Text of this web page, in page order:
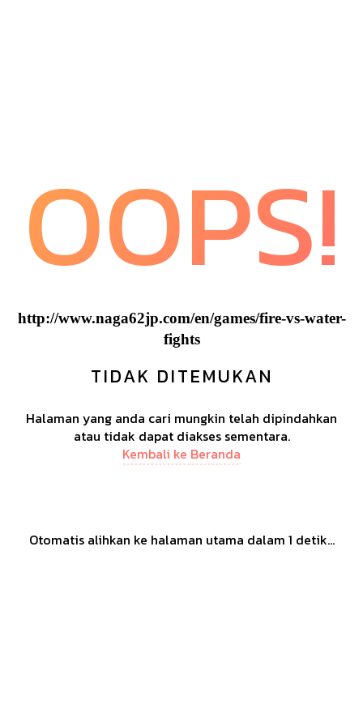
OOPS!
http://www.naga62jp.com/en/games/fire-vs-water-
fights
TIDAK DITEMUKAN
Halaman yang anda cari mungkin telah dipindahkan
atau tidak dapat diakses sementara.
Kembali ke Beranda
Otomatis alihkan ke halaman utama dalam 1 detik...